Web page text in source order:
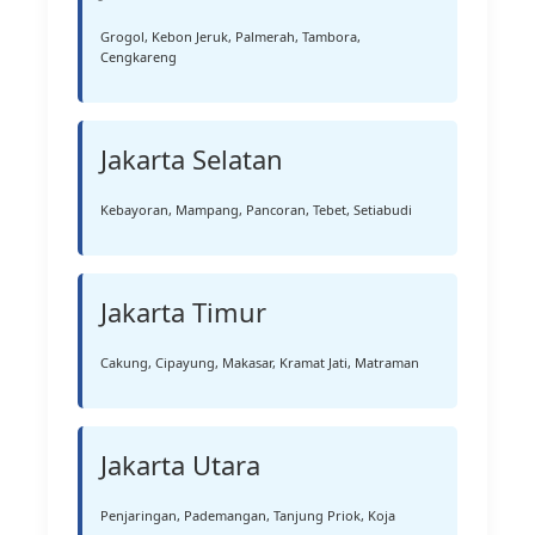
Grogol, Kebon Jeruk, Palmerah, Tambora,
Cengkareng
Jakarta Selatan
Kebayoran, Mampang, Pancoran, Tebet, Setiabudi
Jakarta Timur
Cakung, Cipayung, Makasar, Kramat Jati, Matraman
Jakarta Utara
Penjaringan, Pademangan, Tanjung Priok, Koja